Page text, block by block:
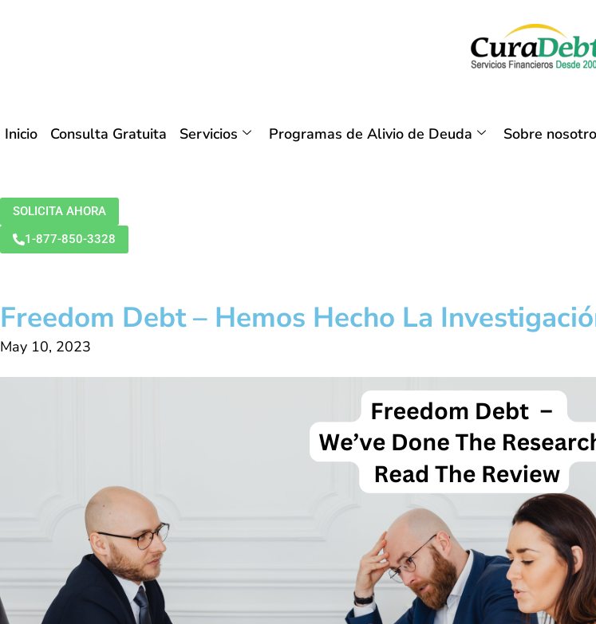
Inicio Consulta Gratuita Servicios Programas de Alivio de Deuda Sobre
SOLICITA AHORA
1-877-850-3328
Freedom Debt – Hemos Hecho La
May 10, 2023